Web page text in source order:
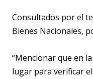
Consultados por el
Bienes Nacionales,
“Mencionar que en
lugar para verificar